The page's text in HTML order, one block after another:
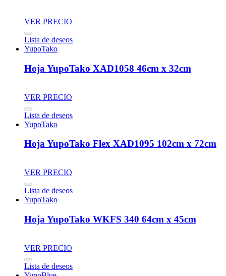
VER PRECIO
Lista de deseos
YupoTako
Hoja YupoTako XAD1058 46cm x 32cm
VER PRECIO
Lista de deseos
YupoTako
Hoja YupoTako Flex XAD1095 102cm x 72cm
VER PRECIO
Lista de deseos
YupoTako
Hoja YupoTako WKFS 340 64cm x 45cm
VER PRECIO
Lista de deseos